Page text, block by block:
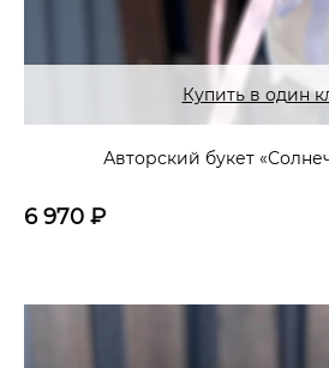
Купить в один
Авторский букет
6 970 ₽